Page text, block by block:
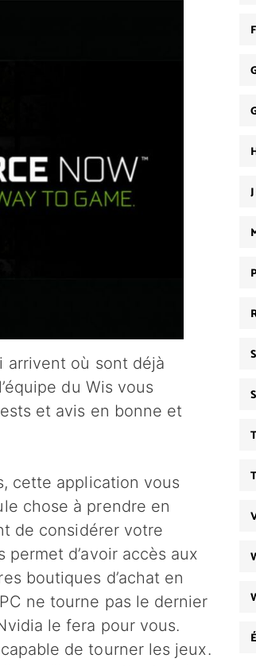
arrivent où sont déjà
du Wis vous
et avis en bonne et
cette application vous
chose à prendre en
de considérer votre
permet d’avoir accès aux
boutiques d’achat en
ne tourne pas le dernier
le fera pour vous.
de tourner les jeux.